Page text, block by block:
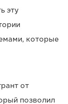
эту
которые
от
позволил